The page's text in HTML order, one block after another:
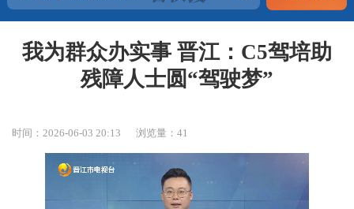
我为群众办实事 晋江：C5驾培助
残障人士圆“驾驶梦”
时间：2026-06-03 20:13 浏览量：41